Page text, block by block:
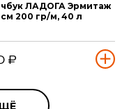
ЛАДОГА Эрмитаж
см 200 гр/м, 40 л
₽